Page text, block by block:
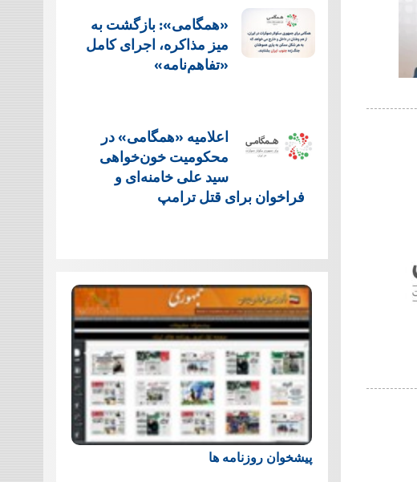
«همگامی»: بازگشت به
میز مذاکره، اجرای کامل
«تفاهم‌نامه»
اعلامیه «همگامی» در
محکومیت خون‌خواهی
سید علی خامنه‌ای و
فراخوان برای قتل ترامپ
پیشخوان روزنامه ها